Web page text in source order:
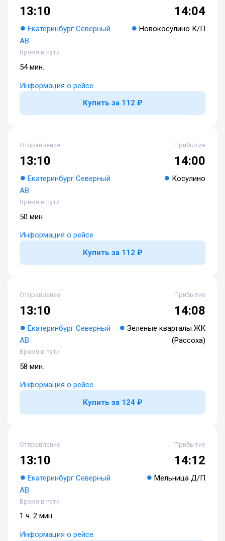
13:10
Екатеринбург Северный
АВ
14:04
Новокосулино К/П
Время в пути
54 мин.
Информация о рейсе
Купить за 112 ₽
Отправление
13:10
Екатеринбург Северный
АВ
Прибытие
14:00
Косулино
Время в пути
50 мин.
Информация о рейсе
Купить за 112 ₽
Отправление
13:10
Екатеринбург Северный
АВ
Прибытие
14:08
Зеленые кварталы ЖК
(Рассоха)
Время в пути
58 мин.
Информация о рейсе
Купить за 124 ₽
Отправление
13:10
Екатеринбург Северный
АВ
Прибытие
14:12
Мельница Д/П
Время в пути
1 ч. 2 мин.
Информация о рейсе